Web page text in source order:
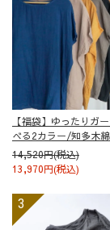
【福袋】ゆったりガ
べる2カラー/知多木
14,520円(税込)
13,970円(税込)